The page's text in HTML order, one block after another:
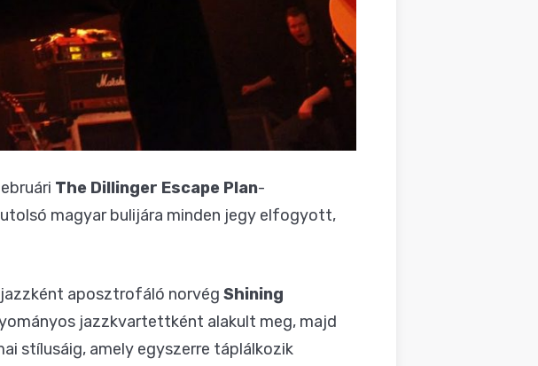
The Dillinger Escape Plan-
magyar bulijára minden jegy elfogyott,
aposztrofáló norvég Shining
jazzkvartettként alakult meg, majd
stílusáig, amely egyszerre táplálkozik